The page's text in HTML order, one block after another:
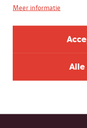
Meer informatie
Alle